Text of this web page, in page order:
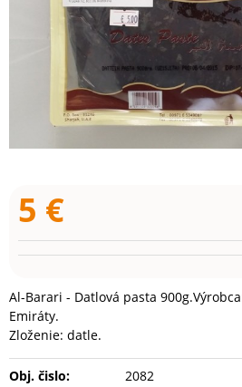
5 €
Al-Barari - Datlová pasta
Emiráty.
Zloženie: datle.
Obj. čislo:
2082